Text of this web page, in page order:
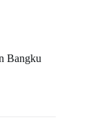
Bangku